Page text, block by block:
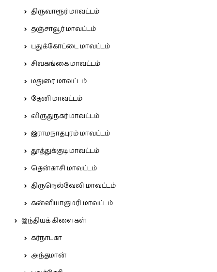
திருவாரூர் மாவட்டம்
தஞ்சாவூர் மாவட்டம்
புதுக்கோட்டை மாவட்டம்
சிவகங்கை மாவட்டம்
மதுரை மாவட்டம்
தேனி மாவட்டம்
விருதுநகர் மாவட்டம்
இராமநாதபுரம் மாவட்டம்
தூத்துக்குடி மாவட்டம்
தென்காசி மாவட்டம்
திருநெல்வேலி மாவட்டம்
கன்னியாகுமரி மாவட்டம்
இந்தியக் கிளைகள்
கர்நாடகா
அந்தமான்